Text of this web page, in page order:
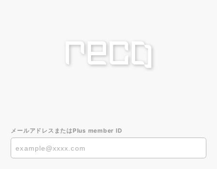
メールアドレスまたはPlus member ID